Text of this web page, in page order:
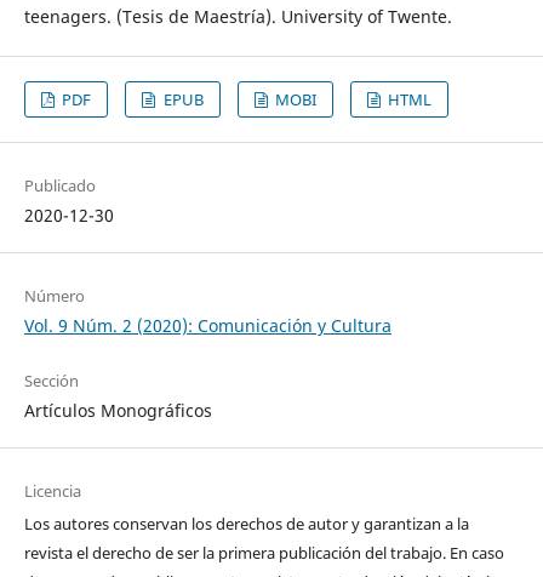
teenagers. (Tesis de Maestría). University of Twente.
PDF EPUB MOBI HTML
Publicado
2020-12-30
Número
Vol. 9 Núm. 2 (2020): Comunicación y Cultura
Sección
Artículos Monográficos
Licencia
Los autores conservan los derechos de autor y garantizan a la
revista el derecho de ser la primera publicación del trabajo. En caso